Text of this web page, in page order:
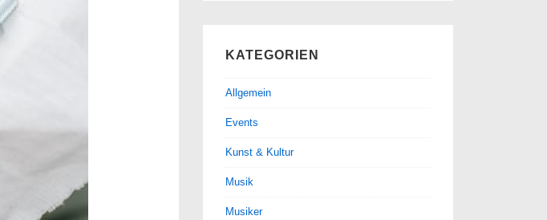
KATEGORIEN
Allgemein
Events
Kunst & Kultur
Musik
Musiker